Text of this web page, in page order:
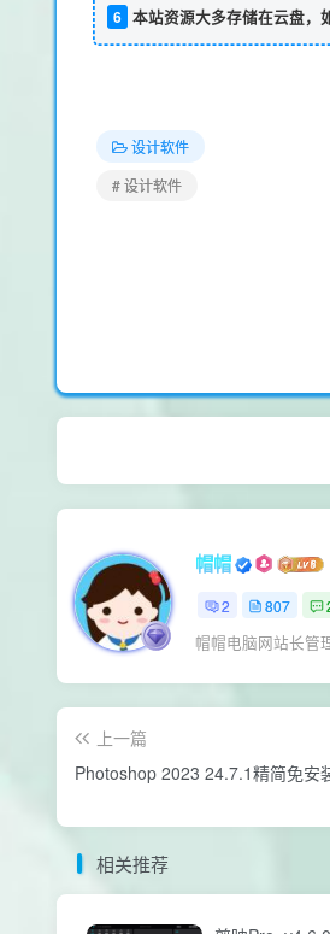
6 本站资源大多存储在云盘，
设计软件
# 设计软件
帽帽
2 807
帽帽电脑网站长管
上一篇
Photoshop 2023 24.7.1精简免安
相关推荐